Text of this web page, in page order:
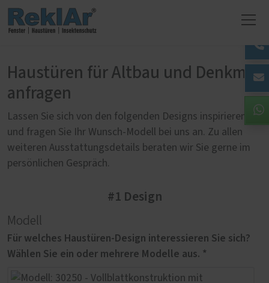
Haustüren für Altbau und Denkmal
anfragen
Lassen Sie sich von den folgenden Designs inspirieren
und fragen Sie Ihr Wunsch-Modell bei uns an. Zu allen
weiteren Ausstattungsdetails beraten wir Sie gerne im
persönlichen Gespräch.
#1 Design
Modell
Für welches Haustüren-Design interessieren Sie sich?
Wählen Sie ein oder mehrere Modelle aus. *